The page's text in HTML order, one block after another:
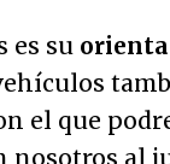
es su
el que
nosotros al